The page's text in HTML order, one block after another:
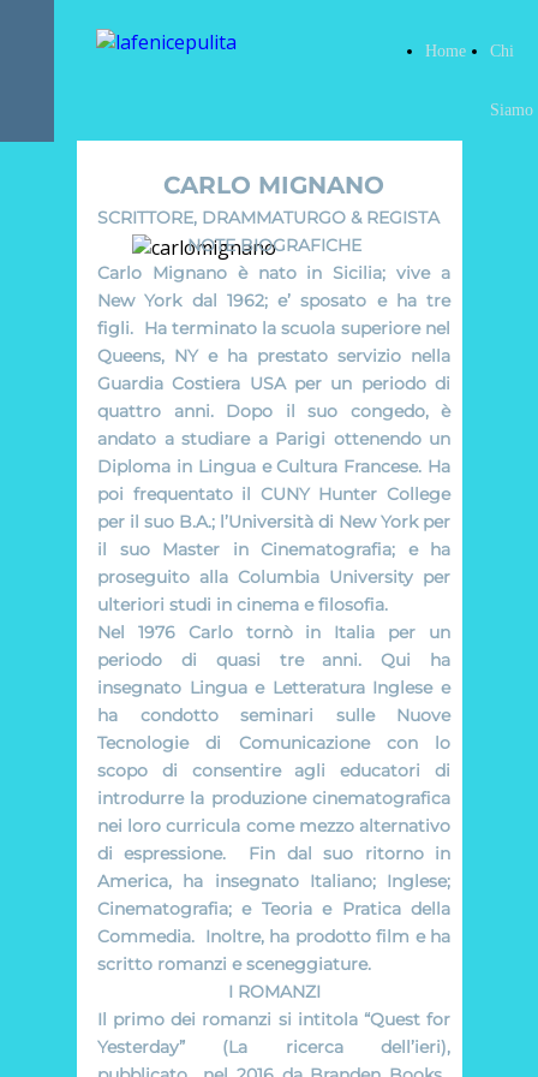
Home Chi
Siamo
CARLO MIGNANO
SCRITTORE, DRAMMATURGO & REGISTA
NOTE BIOGRAFICHE
Carlo Mignano è nato in Sicilia; vive a
New York dal 1962; e’ sposato e ha tre
figli. Ha terminato la scuola superiore nel
Queens, NY e ha prestato servizio nella
Guardia Costiera USA per un periodo di
quattro anni. Dopo il suo congedo, è
andato a studiare a Parigi ottenendo un
Diploma in Lingua e Cultura Francese. Ha
poi frequentato il CUNY Hunter College
per il suo B.A.; l’Università di New York per
il suo Master in Cinematografia; e ha
proseguito alla Columbia University per
ulteriori studi in cinema e filosofia.
Nel 1976 Carlo tornò in Italia per un
periodo di quasi tre anni. Qui ha
insegnato Lingua e Letteratura Inglese e
ha condotto seminari sulle Nuove
Tecnologie di Comunicazione con lo
scopo di consentire agli educatori di
introdurre la produzione cinematografica
nei loro curricula come mezzo alternativo
di espressione. Fin dal suo ritorno in
America, ha insegnato Italiano; Inglese;
Cinematografia; e Teoria e Pratica della
Commedia. Inoltre, ha prodotto film e ha
scritto romanzi e sceneggiature.
I ROMANZI
Il primo dei romanzi si intitola “Quest for
Yesterday” (La ricerca dell’ieri),